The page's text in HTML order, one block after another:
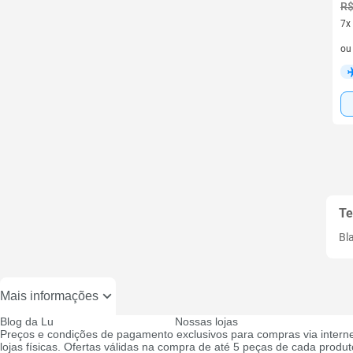
7x
7
ou
Mais informações
Blog da Lu Nossas lojas
Preços e condições de pagamento exclusivos para compras via
lojas físicas. Ofertas válidas na compra de até 5 peças de cada